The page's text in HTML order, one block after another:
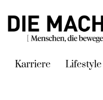
Karriere Lifestyle